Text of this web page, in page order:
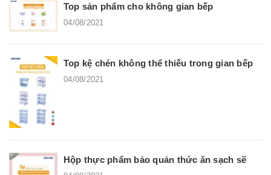
Top sản phẩm cho không gian bếp
04/08/2021
Top kệ chén không thể thiếu trong gian bếp
04/08/2021
Hộp thực phẩm bảo quản thức ăn sạch sẽ